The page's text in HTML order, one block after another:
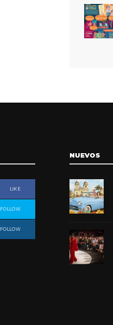
LIKE
FOLLOW
FOLLOW
NUEVOS